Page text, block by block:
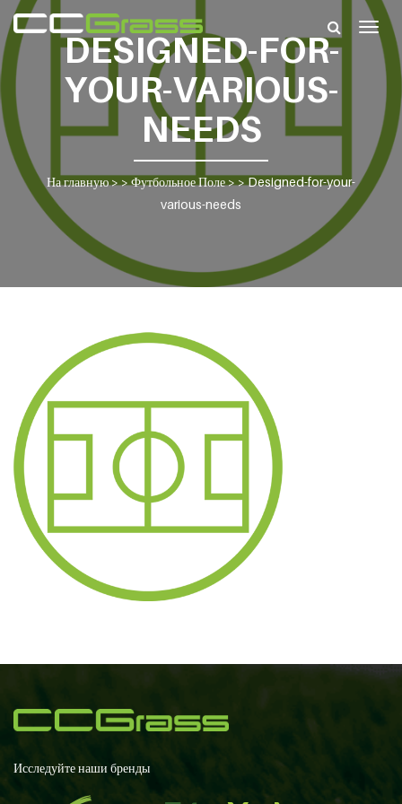
DESIGNED-FOR-
YOUR-VARIOUS-
NEEDS
На главную> >Футбольное Поле> >Designed-for-your-
various-needs
Исследуйте наши бренды